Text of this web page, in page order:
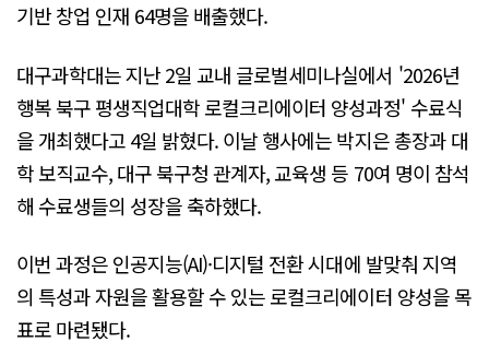
기반 창업 인재 64명을 배출했다.
대구과학대는 지난 2일 교내 글로벌세미나실에서 '2026년
행복 북구 평생직업대학 로컬크리에이터 양성과정' 수료식
을 개최했다고 4일 밝혔다. 이날 행사에는 박지은 총장과 대
학 보직교수, 대구 북구청 관계자, 교육생 등 70여 명이 참석
해 수료생들의 성장을 축하했다.
이번 과정은 인공지능(AI)·디지털 전환 시대에 발맞춰 지역
의 특성과 자원을 활용할 수 있는 로컬크리에이터 양성을 목
표로 마련됐다.